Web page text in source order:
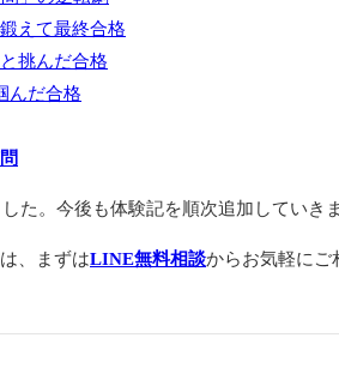
えて最終合格
挑んだ合格
んだ合格
た。今後も体験記を順次追加していき
、まずはLINE無料相談からお気軽にご